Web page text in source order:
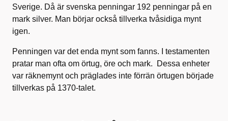
Sverige. Då är svenska penningar 192 penningar på en
mark silver. Man börjar också tillverka tvåsidiga mynt
igen.
Penningen var det enda mynt som fanns. I testamenten
pratar man ofta om örtug, öre och mark. Dessa enheter
var räknemynt och präglades inte förrän örtugen började
tillverkas på 1370-talet.